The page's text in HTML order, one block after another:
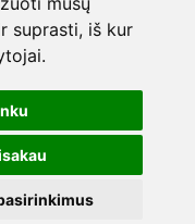
suprasti, iš kur
•Privatumo politika
gydytojams,
veterinarams,